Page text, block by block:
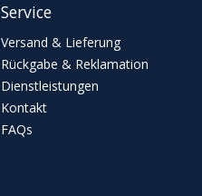
Service
Versand & Lieferung
Rückgabe & Reklamation
Dienstleistungen
Kontakt
FAQs